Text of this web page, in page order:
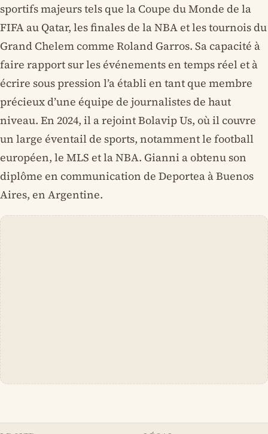
sportifs majeurs tels que la Coupe du Monde de la
FIFA au Qatar, les finales de la NBA et les tournois du
Grand Chelem comme Roland Garros. Sa capacité à
faire rapport sur les événements en temps réel et à
écrire sous pression l’a établi en tant que membre
précieux d’une équipe de journalistes de haut
niveau. En 2024, il a rejoint Bolavip Us, où il couvre
un large éventail de sports, notamment le football
européen, le MLS et la NBA. Gianni a obtenu son
diplôme en communication de Deportea à Buenos
Aires, en Argentine.